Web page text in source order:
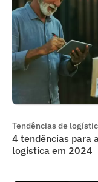
Tendências de
4 tendências para
logística em 2024